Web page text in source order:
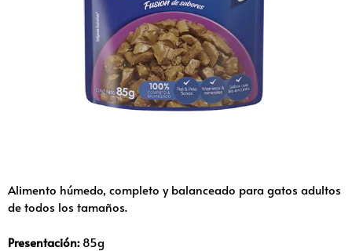
Alimento húmedo, completo y balanceado para gatos adultos
de todos los tamaños.
Presentación:85g